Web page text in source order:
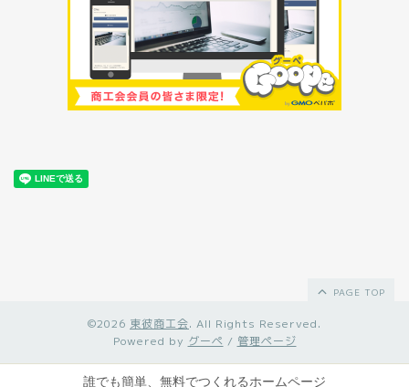
PAGE TOP
©2026 東彼商工会. All Rights Reserved.
Powered by グーペ / 管理ページ
誰でも簡単、無料でつくれるホームページ